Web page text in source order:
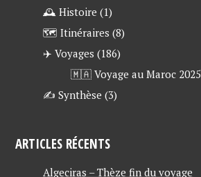
🕰 Histoire (1)
🗺 Itinéraires (8)
✈️ Voyages (186)
🇲🇦 Voyage au Maroc 2025
✍ Synthèse (3)
ARTICLES RÉCENTS
Algeciras – Thèze fin du voyage